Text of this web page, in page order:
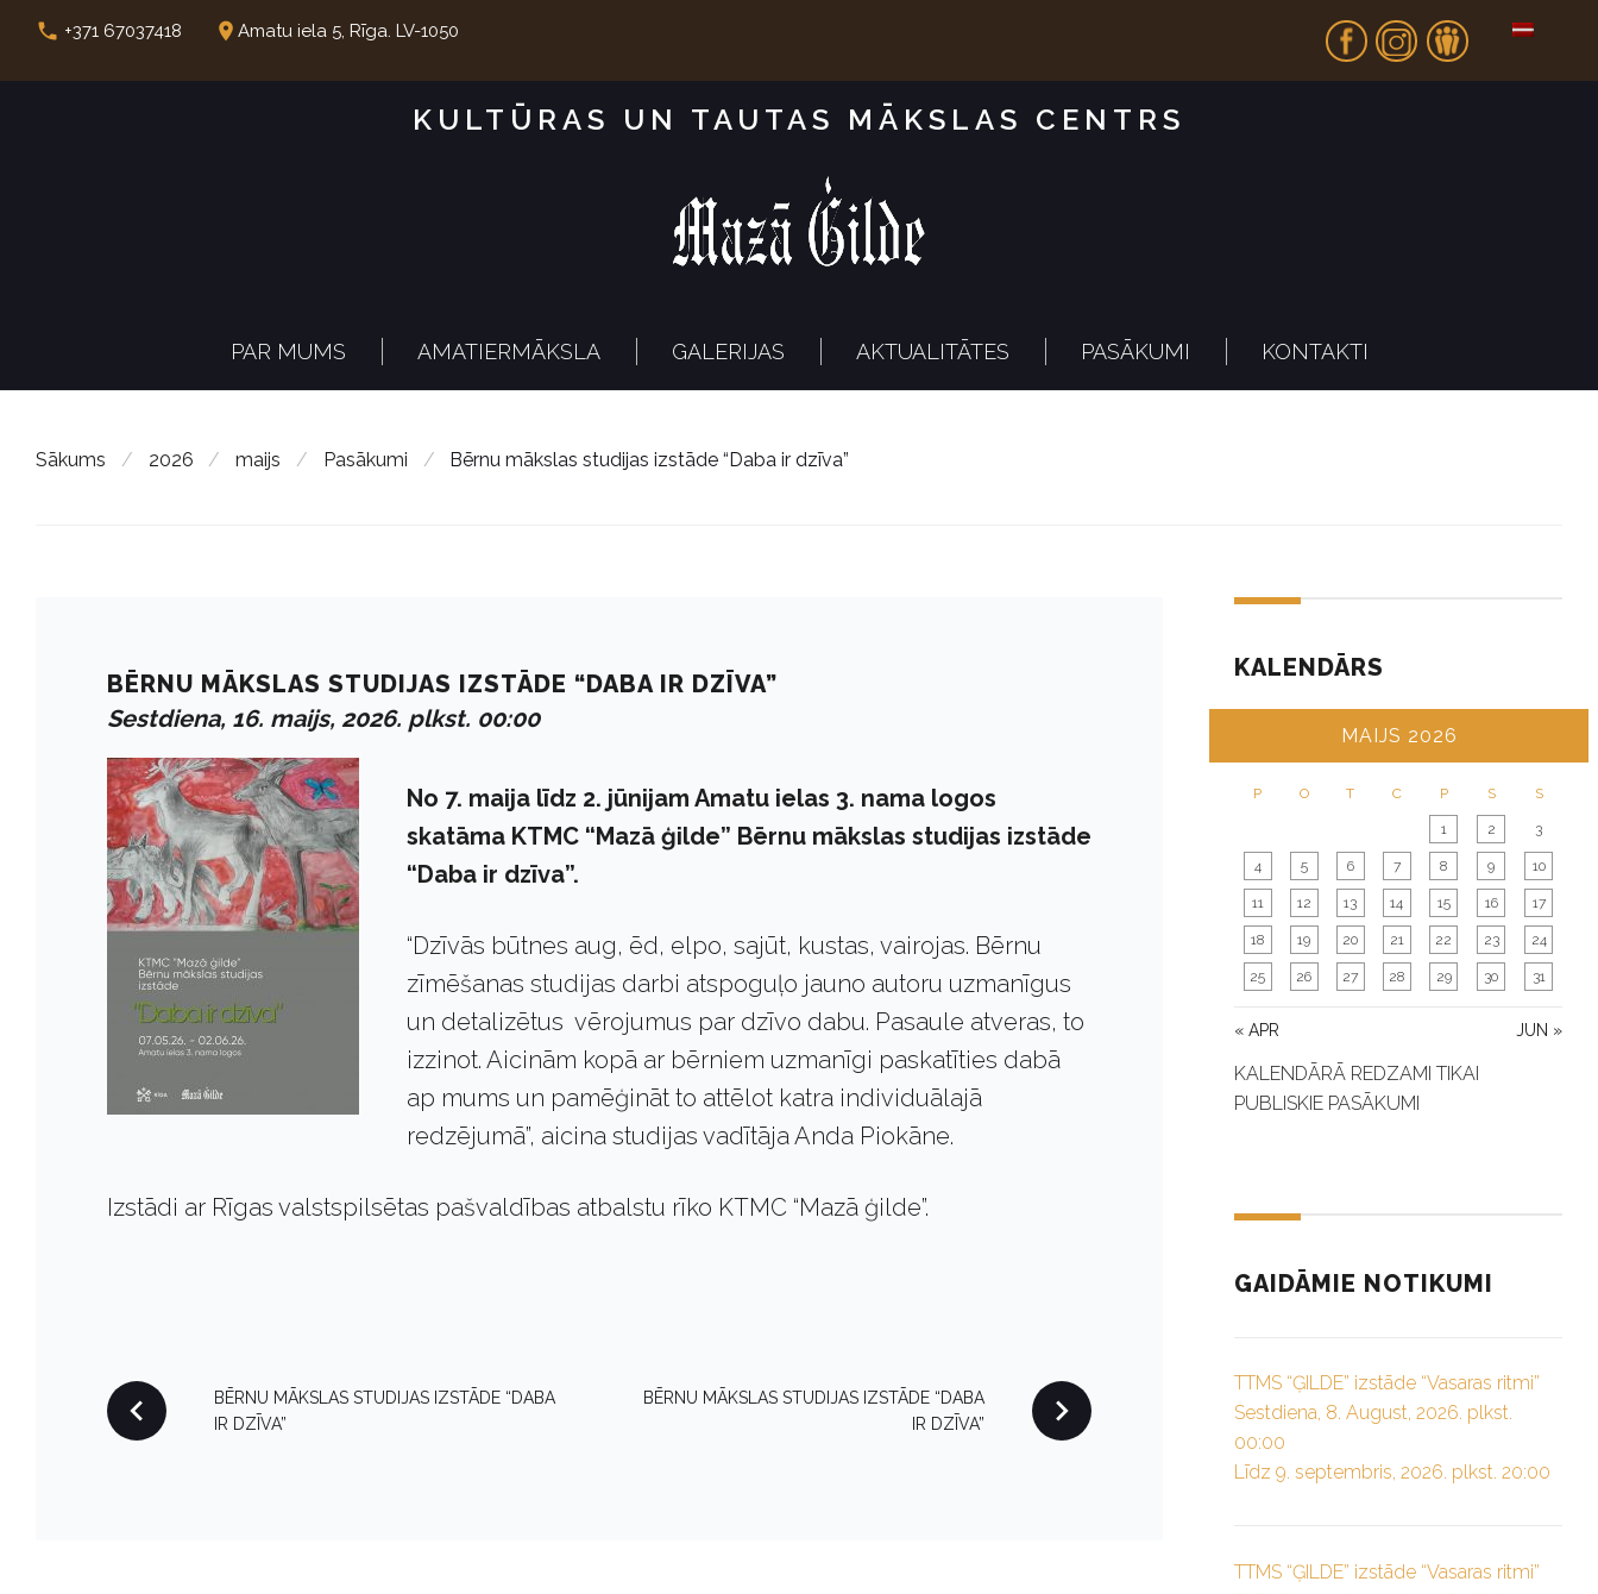
e
Fb In Dr
call +371 67037418 place Amatu iela 5, Rīga. LV-1050
KULTŪRAS UN TAUTAS MĀKSLAS CENTRS
PAR MUMS AMATIERMĀKSLA GALERIJAS AKTUALITĀTES PASĀKUMI KONTAKTI
Sākums / 2026 / maijs / Pasākumi / Bērnu mākslas studijas izstāde “Daba ir dzīva”
BĒRNU MĀKSLAS STUDIJAS IZSTĀDE “DABA IR DZĪVA”
Sestdiena, 16. maijs, 2026. plkst. 00:00
No 7. maija līdz 2. jūnijam Amatu ielas 3. nama logos
skatāma KTMC “Mazā ģilde” Bērnu mākslas studijas izstāde
“Daba ir dzīva”.
“Dzīvās būtnes aug, ēd, elpo, sajūt, kustas, vairojas. Bērnu
zīmēšanas studijas darbi atspoguļo jauno autoru uzmanīgus
un detalizētus vērojumus par dzīvo dabu. Pasaule atveras, to
izzinot. Aicinām kopā ar bērniem uzmanīgi paskatīties dabā
ap mums un pamēģināt to attēlot katra individuālajā
redzējumā”, aicina studijas vadītāja Anda Piokāne.
Izstādi ar Rīgas valstspilsētas pašvaldības atbalstu rīko KTMC “Mazā ģilde”.
P
O
BĒRNU MĀKSLAS STUDIJAS IZSTĀDE “DABA
IR DZĪVA”
BĒRNU MĀKSLAS STUDIJAS IZSTĀDE “DABA
IR DZĪVA”
KALENDĀRS
MAIJS 2026
P O T C P S S
« APR JUN »
1 2 3
4 5 6 7 8 9 10
11 12 13 14 15 16 17
18 19 20 21 22 23 24
25 26 27 28 29 30 31
KALENDĀRĀ REDZAMI TIKAI
PUBLISKIE PASĀKUMI
GAIDĀMIE NOTIKUMI
TTMS “ĢILDE” izstāde “Vasaras ritmi”
Sestdiena, 8. August, 2026. plkst.
00:00
Līdz 9. septembris, 2026. plkst. 20:00
TTMS “ĢILDE” izstāde “Vasaras ritmi”